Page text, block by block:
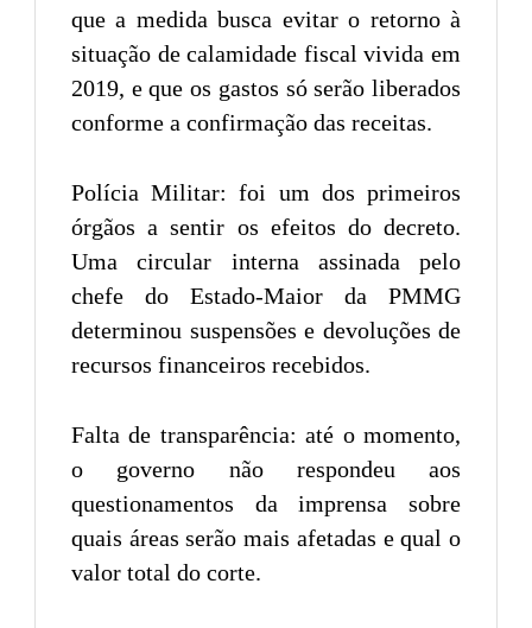
que a medida busca evitar o retorno à
situação de calamidade fiscal vivida em
2019, e que os gastos só serão liberados
conforme a confirmação das receitas.
Polícia Militar: foi um dos primeiros
órgãos a sentir os efeitos do decreto.
Uma circular interna assinada pelo
chefe do Estado-Maior da PMMG
determinou suspensões e devoluções de
recursos financeiros recebidos.
Falta de transparência: até o momento,
o governo não respondeu aos
questionamentos da imprensa sobre
quais áreas serão mais afetadas e qual o
valor total do corte.